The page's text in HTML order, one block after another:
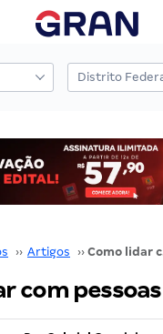
›› Artigos ››
com